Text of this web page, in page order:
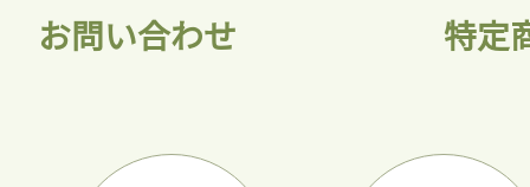
お問い合わせ 特定